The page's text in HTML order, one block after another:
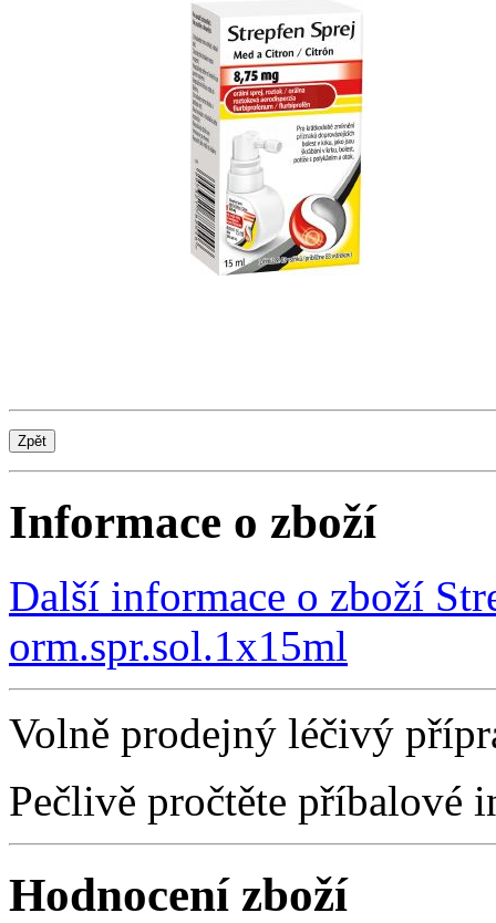
Informace o zboží
Další informace o zboží
orm.spr.sol.1x15ml
Volně prodejný léčivý
Pečlivě pročtěte příbalové
Hodnocení zboží